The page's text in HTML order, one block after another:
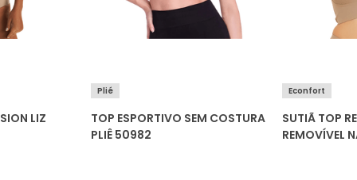
LIZ
Plié
TOP ESPORTIVO SEM COSTURA
PLIÊ 50982
Econfort
SUTIÃ TOP
REMOVÍVEL